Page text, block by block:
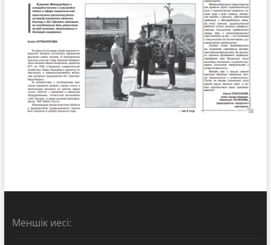
Меншік иесі: